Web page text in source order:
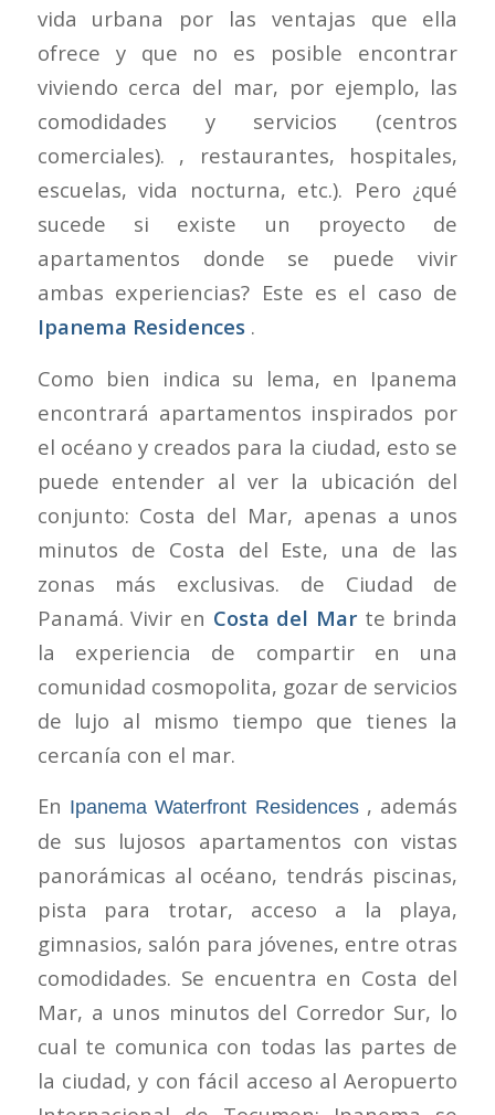
vida urbana por las ventajas que ella
ofrece y que no es posible encontrar
viviendo cerca del mar, por ejemplo, las
comodidades y servicios (centros
comerciales). , restaurantes, hospitales,
escuelas, vida nocturna, etc.). Pero ¿qué
sucede si existe un proyecto de
apartamentos donde se puede vivir
ambas experiencias? Este es el caso de
Ipanema Residences .
Como bien indica su lema, en Ipanema
encontrará apartamentos inspirados por
el océano y creados para la ciudad, esto se
puede entender al ver la ubicación del
conjunto: Costa del Mar, apenas a unos
minutos de Costa del Este, una de las
zonas más exclusivas. de Ciudad de
Panamá. Vivir en Costa del Mar te brinda
la experiencia de compartir en una
comunidad cosmopolita, gozar de servicios
de lujo al mismo tiempo que tienes la
cercanía con el mar.
En Ipanema Waterfront Residences, además
de sus lujosos apartamentos con vistas
panorámicas al océano, tendrás piscinas,
pista para trotar, acceso a la playa,
gimnasios, salón para jóvenes, entre otras
comodidades. Se encuentra en Costa del
Mar, a unos minutos del Corredor Sur, lo
cual te comunica con todas las partes de
la ciudad, y con fácil acceso al Aeropuerto